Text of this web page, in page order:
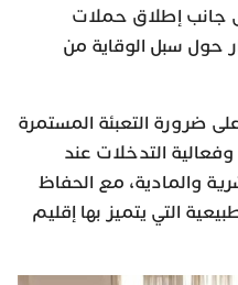
جانب إطلاق حملات
حول سبل الوقاية من
ضرورة التعبئة المستمرة
التدخلات عند
والمادية، مع الحفاظ
التي يتميز بها إقليم